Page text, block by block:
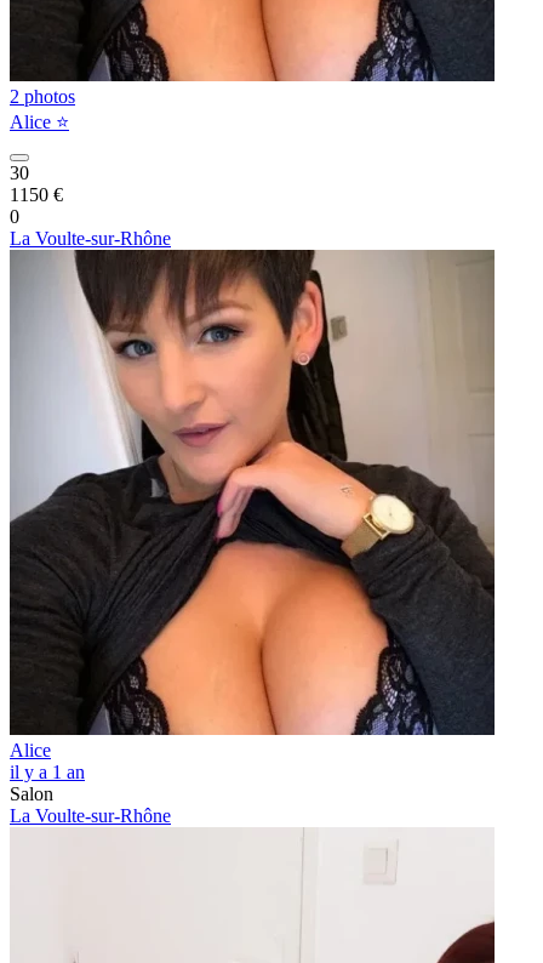
2 photos
Alice ⭐️
30
1150 €
0
La Voulte-sur-Rhône
Alice
il y a 1 an
Salon
La Voulte-sur-Rhône